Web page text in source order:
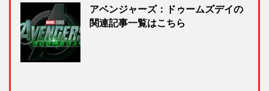
アベンジャーズ：ドゥームズデイの
関連記事一覧はこちら